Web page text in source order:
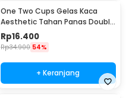
One Two Cups Gelas Kaca
Aesthetic Tahan Panas Double
Wall Glass 250ml - PLY1704
Rp16.400
Rp34.900 54%
+ Keranjang